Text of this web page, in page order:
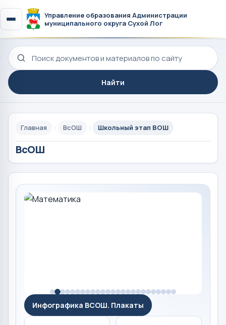
Управление образования Администрации
муниципального округа Сухой Лог
Поиск по сайту
Найти
Главная ВсОШ Школьный этап ВОШ
ВсОШ
Инфографика ВСОШ. Плакаты